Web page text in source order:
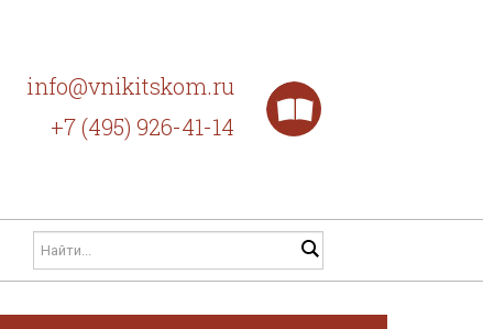
info@vnikitskom.ru
+7 (495) 926-41-14